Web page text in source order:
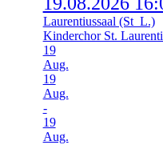
Laurentiussaal (St_L.)
Kinderchor St.
19
Aug.
19
Aug.
-
19
Aug.